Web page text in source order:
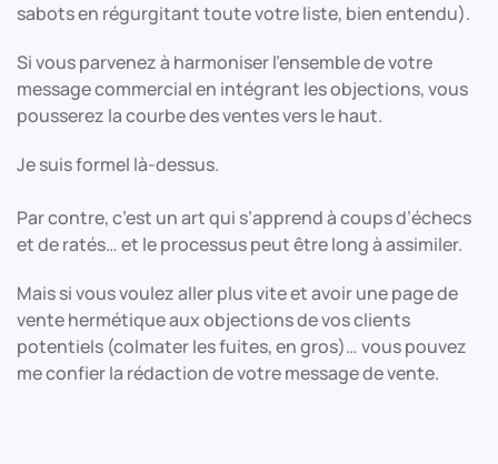
sabots en régurgitant toute votre liste, bien entendu).
Si vous parvenez à harmoniser l’ensemble de votre
message commercial en intégrant les objections, vous
pousserez la courbe des ventes vers le haut.
Je suis formel là-dessus.
Par contre, c’est un art qui s’apprend à coups d’échecs
et de ratés… et le processus peut être long à assimiler.
Mais si vous voulez aller plus vite et avoir une page de
vente hermétique aux objections de vos clients
potentiels (colmater les fuites, en gros)… vous pouvez
me confier la rédaction de votre message de vente.